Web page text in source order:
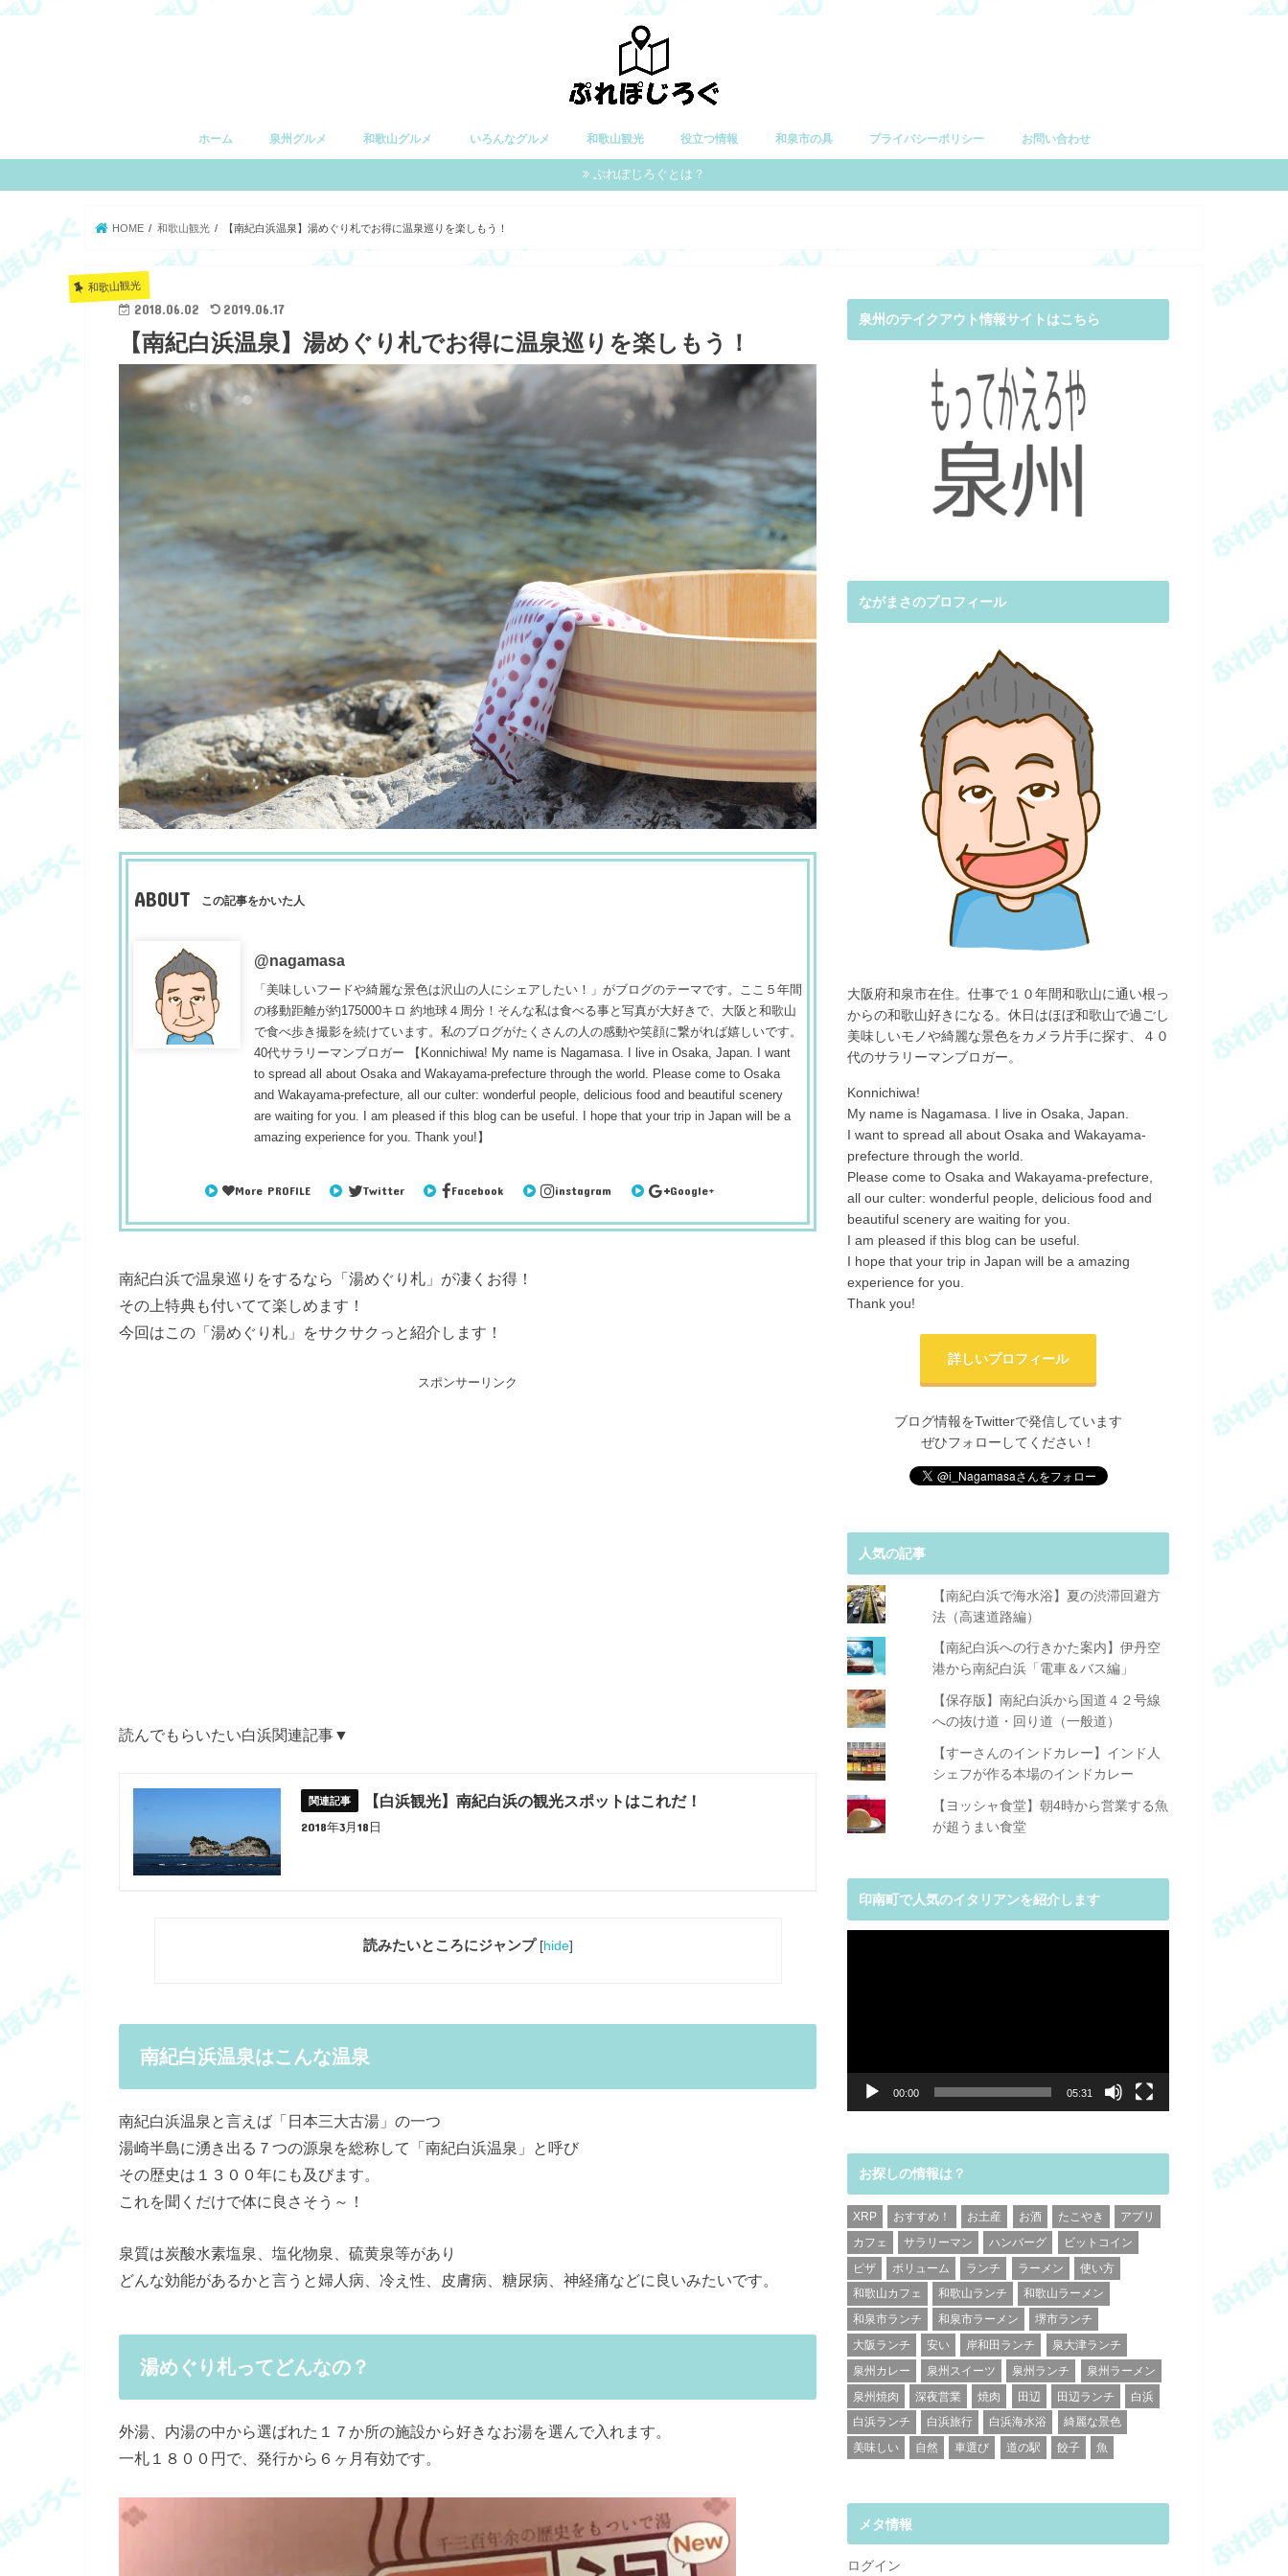
ホーム 泉州グルメ 和歌山グルメ いろんなグルメ 和歌山観光 役立つ情報 和泉市の具 プライバシーポリシー お問い合わせ
ぷれぽじろぐとは？
HOME 和歌山観光 【南紀白浜温泉】湯めぐり札でお得に温泉巡りを楽しもう！
和歌山観光
2018.06.02 2019.06.17
【南紀白浜温泉】湯めぐり札でお得に温泉巡りを楽しもう！
ABOUT この記事をかいた人
@nagamasa
「美味しいフードや綺麗な景色は沢山の人にシェアしたい！」がブログのテーマです。ここ５年間
の移動距離が約175000キロ 約地球４周分！そんな私は食べる事と写真が大好きで、大阪と和歌山
で食べ歩き撮影を続けています。私のブログがたくさんの人の感動や笑顔に繋がれば嬉しいです。
40代サラリーマンブロガー 【Konnichiwa! My name is Nagamasa. I live in Osaka, Japan. I want
to spread all about Osaka and Wakayama-prefecture through the world. Please come to Osaka
and Wakayama-prefecture, all our culter: wonderful people, delicious food and beautiful scenery
are waiting for you. I am pleased if this blog can be useful. I hope that your trip in Japan will be a
amazing experience for you. Thank you!】
More PROFILE Twitter Facebook instagram Google+
南紀白浜で温泉巡りをするなら「湯めぐり札」が凄くお得！
その上特典も付いてて楽しめます！
今回はこの「湯めぐり札」をサクサクっと紹介します！
スポンサーリンク
読んでもらいたい白浜関連記事▼
【白浜観光】南紀白浜の観光スポットはこれだ！
2018年3月18日
読みたいところにジャンプ [hide]
南紀白浜温泉はこんな温泉
南紀白浜温泉と言えば「日本三大古湯」の一つ
湯崎半島に湧き出る７つの源泉を総称して「南紀白浜温泉」と呼び
その歴史は１３００年にも及びます。
これを聞くだけで体に良さそう～！
泉質は炭酸水素塩泉、塩化物泉、硫黄泉等があり
どんな効能があるかと言うと婦人病、冷え性、皮膚病、糖尿病、神経痛などに良いみたいです。
湯めぐり札ってどんなの？
外湯、内湯の中から選ばれた１７か所の施設から好きなお湯を選んで入れます。
一札１８００円で、発行から６ヶ月有効です。
泉州のテイクアウト情報サイトはこちら
ながまさのプロフィール
大阪府和泉市在住。仕事で１０年間和歌山に通い根っ
からの和歌山好きになる。休日はほぼ和歌山で過ごし
美味しいモノや綺麗な景色をカメラ片手に探す、４０
代のサラリーマンブロガー。
Konnichiwa!
My name is Nagamasa. I live in Osaka, Japan.
I want to spread all about Osaka and Wakayama-
prefecture through the world.
Please come to Osaka and Wakayama-prefecture,
all our culter: wonderful people, delicious food and
beautiful scenery are waiting for you.
I am pleased if this blog can be useful.
I hope that your trip in Japan will be a amazing
experience for you.
Thank you!
詳しいプロフィール
ブログ情報をTwitterで発信しています
ぜひフォローしてください！
人気の記事
【南紀白浜で海水浴】夏の渋滞回避方
法（高速道路編）
【南紀白浜への行きかた案内】伊丹空
港から南紀白浜「電車＆バス編」
【保存版】南紀白浜から国道４２号線
への抜け道・回り道（一般道）
【すーさんのインドカレー】インド人
シェフが作る本場のインドカレー
【ヨッシャ食堂】朝4時から営業する魚
が超うまい食堂
印南町で人気のイタリアンを紹介します
00:00 05:31
お探しの情報は？
XRP おすすめ！ お土産 お酒 たこやき
アプリ
カフェ
サラリーマン ハンバーグ
ビットコイン
ピザ
ボリューム ランチ ラーメン
使い方
和歌山カフェ
和歌山ランチ
和歌山ラーメン
和泉市ランチ
和泉市ラーメン
堺市ランチ
大阪ランチ
安い 岸和田ランチ
泉大津ランチ
泉州カレー
泉州スイーツ 泉州ランチ
泉州ラーメン
泉州焼肉
深夜営業 焼肉 田辺 田辺ランチ
白浜
白浜ランチ
白浜旅行 白浜海水浴
綺麗な景色
美味しい
自然 車選び 道の駅 餃子 魚
メタ情報
ログイン